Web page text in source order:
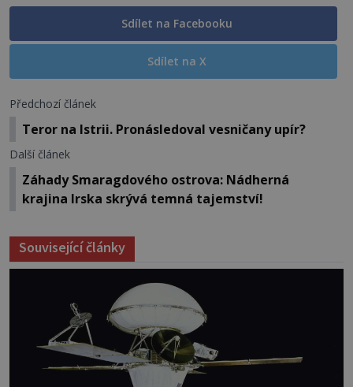
Sdílet na Facebooku
Sdílet na X
Předchozí článek
Teror na Istrii. Pronásledoval vesničany upír?
Další článek
Záhady Smaragdového ostrova: Nádherná
krajina Irska skrývá temná tajemství!
Související články